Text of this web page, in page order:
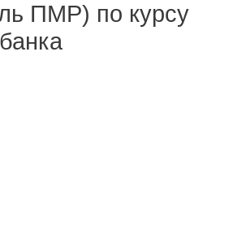
ПМР) по курсу